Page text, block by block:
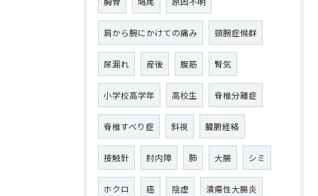
肩から腕にかけての痛み 頸腕症候群
尿漏れ 産後 腹筋 腎気
小学校高学年 高校生 脊椎分離症
脊椎すべり症 斜視 臓腑経絡
接触針 肘内障 肺 大腸 シミ
ホクロ 癌 陰虚 潰瘍性大腸炎